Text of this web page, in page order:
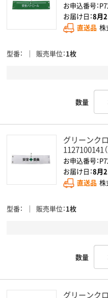
お申込番号：
お届け日：8月
直送品 株
型番 販売単位 1枚
数量
グリーンク
1127100141
お申込番号：
お届け日：8月
直送品 株
型番 販売単位 1枚
数量
グリーンク